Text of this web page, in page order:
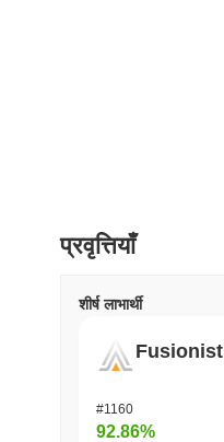
प्रवृत्तियाँ
शीर्ष लाभार्थी
Fusionist
#1160
92.86%